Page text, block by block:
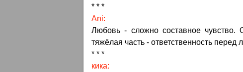
* * *
Ani:
Любовь - сложно составное чувство.
тяжёлая часть - ответственность
* * *
кика: